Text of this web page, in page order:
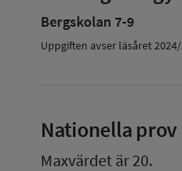
Bergskolan 7-9
Uppgiften avser läsåret
Nationella
Maxvärdet är 20.